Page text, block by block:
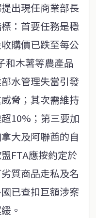
出現任商業部長
：首要任務是穩
購價已跌至每公
和木薯等農產品
水管理失當引發
脅；其次需維持
10%；第三要加
大及阿聯酋的自
FTA應按約定於
質商品走私及名
已查扣巨額涉案
。